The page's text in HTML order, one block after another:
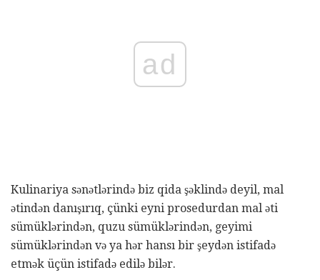
ad
Kulinariya sənətlərində biz qida şəklində deyil, mal
ətindən danışırıq, çünki eyni prosedurdan mal əti
sümüklərindən, quzu sümüklərindən, geyimi
sümüklərindən və ya hər hansı bir şeydən istifadə
etmək üçün istifadə edilə bilər.